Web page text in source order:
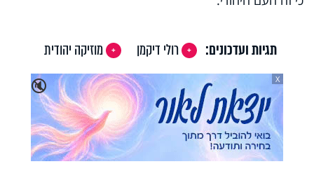
תגיות ועדכונים: רולי דיקמן
מוזיקה יהודית
🔇
X